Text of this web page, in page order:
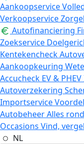
Aankoopservice
Verkoopservice
Autofinanciering
Zoekservice
Kentekencheck
Aankoopkeuring
Accucheck EV & PHEV
Autoverzekering
Importservice
AutobeheerAlles
Occasions Vind,
NL